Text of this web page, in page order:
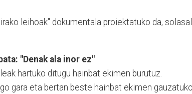
leihoak" dokumentala proiektatuko da,
"Denak ala inor ez"
hartuko ditugu hainbat ekimen burutuz.
gara eta bertan beste hainbat ekimen gauzatuko